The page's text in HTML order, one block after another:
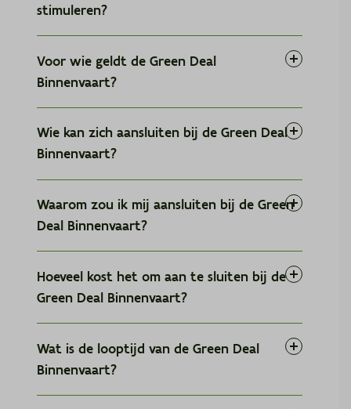
Financiële oplossingen
stimuleren?
vergroening die alle betrokkenen richting
geeft en bedrijfszekerheid biedt.
Het optimaliseren van wetgeving om
De implementatie van een labelsysteem om
groene initiatieven te promoten.
Voor wie geldt de Green Deal
Binnenvaart?
Wie kan zich aansluiten bij de Green Deal
Binnenvaart?
Binnenvaartondernemers
: zowel
binnenvaartondernemers met één of enkele
schepen, met meer dan 3 schepen als
Financiële instellingen
: voornamelijk banken
die kredietdossiers voor
binnenvaartondernemers uitschrijven
Havens: zowel zee- als binnenhavens die via
hun reglementen en faciliteiten invloed
hebben op de werking van
binnenvaartondernemers
Waarom zou ik mij aansluiten bij de Green
Deal Binnenvaart?
Hoeveel kost het om aan te sluiten bij de
Green Deal Binnenvaart?
Wat is de looptijd van de Green Deal
Binnenvaart?